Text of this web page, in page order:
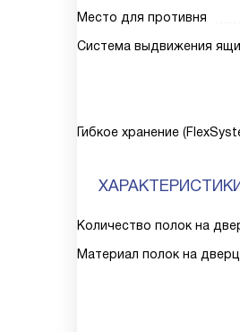
Место для противня
Система выдвижения
Гибкое хранение
Количество полок на
Материал полок на